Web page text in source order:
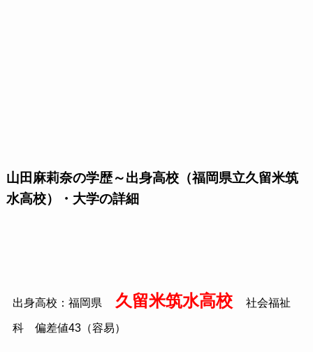
山田麻莉奈の学歴～出身高校（福岡県立久留米筑
水高校）・大学の詳細
出身高校：福岡県 久留米筑水高校 社会福祉
科 偏差値43（容易）